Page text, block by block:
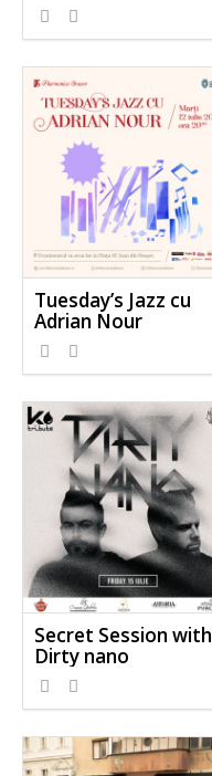
Tuesday’s Jazz cu
Adrian Nour
Secret Session with
Dirty nano